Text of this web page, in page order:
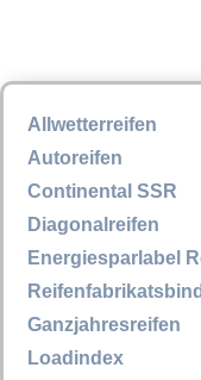
Allwetterreifen
Autoreifen
Continental SSR
Diagonalreifen
Energiesparlabel
Ganzjahresreifen
Loadindex